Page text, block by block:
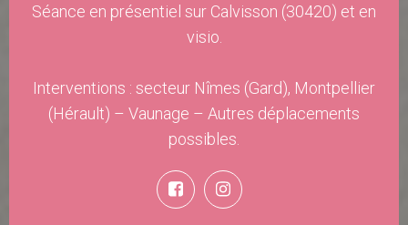
Séance en présentiel sur Calvisson (30420) et en
visio.
Interventions : secteur Nîmes (Gard), Montpellier
(Hérault) – Vaunage – Autres déplacements
possibles.